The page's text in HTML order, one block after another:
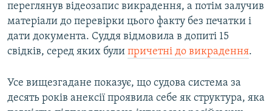
переглянув відеозапис викрадення, а потім залучив
матеріали до перевірки цього факту без печатки і
дати документа. Суддя відмовила в допиті 15
свідків, серед яких були причетні до викрадення.
Усе вищезгадане показує, що судова система за
десять років анексії проявила себе як структура, яка